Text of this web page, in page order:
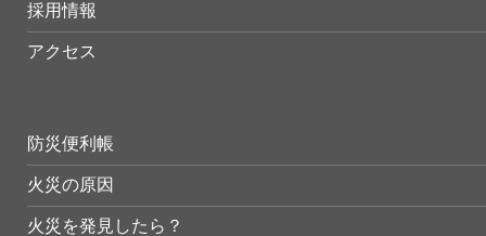
採用情報
アクセス
防災便利帳
火災の原因
火災を発見したら？